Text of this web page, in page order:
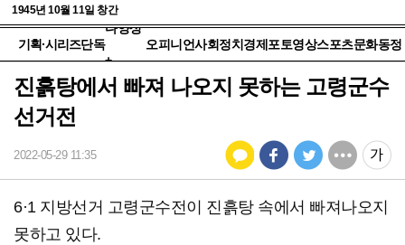
1945년 10월 11일 창간
기획·시리즈단독
다양성
+
오피니언사회정치 경제 포토영상스포츠문화동정
진흙탕에서 빠져 나오지 못하는 고령군수
선거전
2022-05-29 11:35
6·1 지방선거 고령군수전이 진흙탕 속에서 빠져나오지
못하고 있다.